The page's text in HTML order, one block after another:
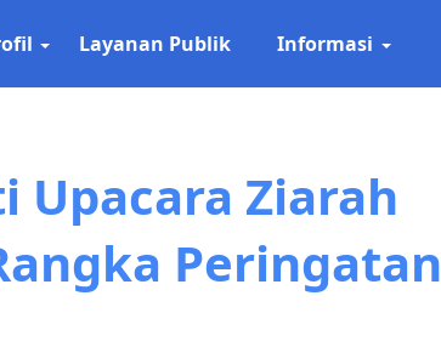
Layanan Publik Informasi
Upacara Ziarah
Peringatan